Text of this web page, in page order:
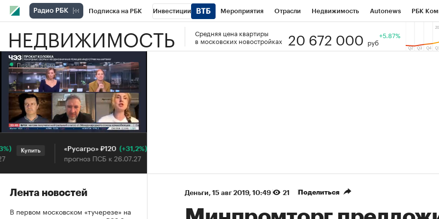
Подписка на РБК Инвестиции Мероприятия Отрасли Недвижимость Autonews РБК
РБК Вино Спорт Школа управления РБК РБК Образование Тренды
Кредитные рейтинги
Проверка контрагентов
НЕДВИЖИМОСТЬ
Средняя цена квартиры
в московских новостройках
20 672 000 руб
+5.87%
Деньги⁠, 15 авг 2019, 10:49 21 Поделиться
Прямой эфир
Прямой эфир
Купить «Русагро» ₽120 (+31,2%)
прогноз ПСБ к 26.07.27
Купить
Лента новостей
В первом московском «тучерезе» на